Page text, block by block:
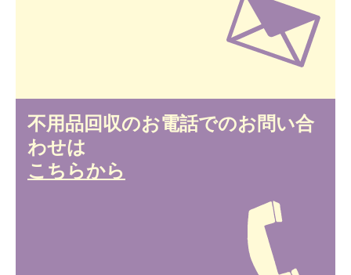
不用品回収のお電話でのお問い合
わせは
こちらから